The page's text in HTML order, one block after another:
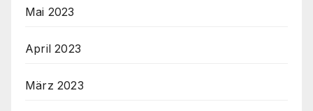
Mai 2023
April 2023
März 2023